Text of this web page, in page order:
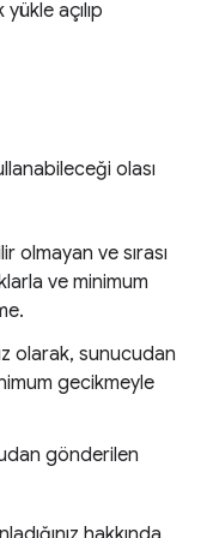
açılıp
olası
olmayan ve sırası
ve minimum
olarak, sunucudan
gecikmeyle
gönderilen